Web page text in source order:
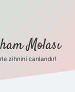
Molası
zihnini canlandır!